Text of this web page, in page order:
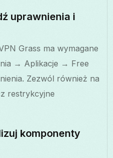
uprawnienia i
Grass ma wymagane
→ Aplikacje → Free
Zezwól również na
restrykcyjne
komponenty